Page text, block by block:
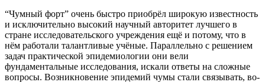
“Чумный форт” очень быстро приобрёл широкую известность
и исключительно высокий научный авторитет лучшего в
стране исследовательского учреждения ещё и потому, что в
нём работали талантливые учёные. Параллельно с решением
задач практической эпидемиологии они вели
фундаментальные исследования, искали ответы на сложные
вопросы. Возникновение эпидемий чумы стали связывать, во-